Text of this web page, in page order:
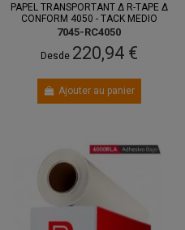
PAPEL TRANSPORTANT Δ R-TAPE Δ
CONFORM 4050 - TACK MEDIO
7045-RC4050
Desde 220,94 €
Ajouter au panier